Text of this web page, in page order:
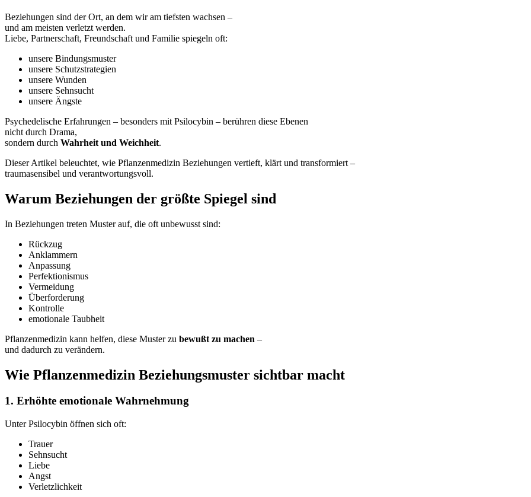
Beziehungen sind der Ort, an dem wir am tiefsten wachsen –
und am meisten verletzt werden.
Liebe, Partnerschaft, Freundschaft und Familie spiegeln oft:
unsere Bindungsmuster
unsere Schutzstrategien
unsere Wunden
unsere Sehnsucht
unsere Ängste
Psychedelische Erfahrungen – besonders mit Psilocybin – berühren diese Ebenen
nicht durch Drama,
sondern durch Wahrheit und Weichheit.
Dieser Artikel beleuchtet, wie Pflanzenmedizin Beziehungen vertieft, klärt und transformiert –
traumasensibel und verantwortungsvoll.
Warum Beziehungen der größte Spiegel sind
In Beziehungen treten Muster auf, die oft unbewusst sind:
Rückzug
Anklammern
Anpassung
Perfektionismus
Vermeidung
Überforderung
Kontrolle
emotionale Taubheit
Pflanzenmedizin kann helfen, diese Muster zu bewußt zu machen –
und dadurch zu verändern.
Wie Pflanzenmedizin Beziehungsmuster sichtbar macht
1. Erhöhte emotionale Wahrnehmung
Unter Psilocybin öffnen sich oft:
Trauer
Sehnsucht
Liebe
Angst
Verletzlichkeit